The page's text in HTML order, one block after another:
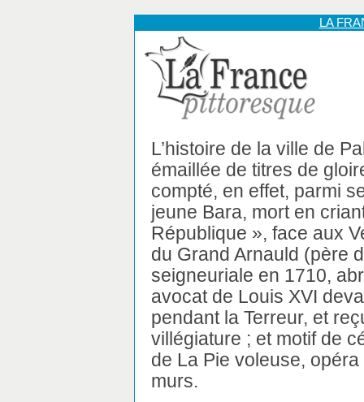
LA
L’histoire de la ville de
émaillée de titres de
compté, en effet, parmi
jeune Bara, mort en
République », face aux
du Grand Arnauld (père
seigneuriale en 1710,
avocat de Louis XVI
pendant la Terreur, et
villégiature ; et motif de
de La Pie voleuse,
murs.